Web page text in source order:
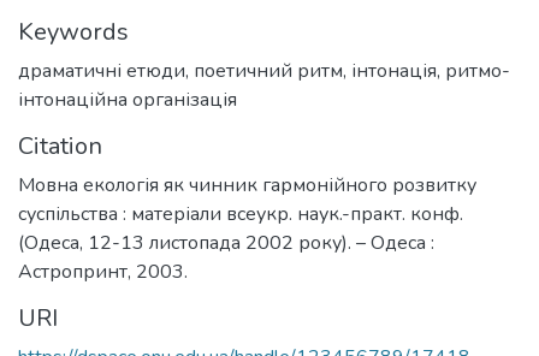
Keywords
драматичні етюди, поетичний ритм, інтонація, ритмо-
інтонаційна організація
Citation
Мовна екологія як чинник гармонійного розвитку
суспільства : матеріали всеукр. наук.-практ. конф.
(Одеса, 12-13 листопада 2002 року). – Одеса :
Астропринт, 2003.
URI